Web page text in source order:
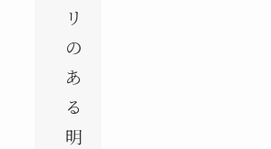
リ
の
あ
る
明